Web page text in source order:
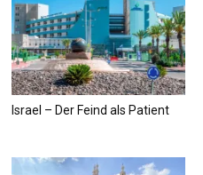
Israel – Der Feind als Patient